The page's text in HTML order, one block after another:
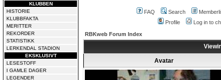
KLUBBEN
HISTORIE
KLUBBFAKTA
MERITTER
REKORDER
STATISTIKK
LERKENDAL STADION
EKSKLUSIVT
LESESTOFF
I GAMLE DAGER
LEGENDER
FAQ Search
Profile
Log in to
RBKweb Forum Index
Avatar